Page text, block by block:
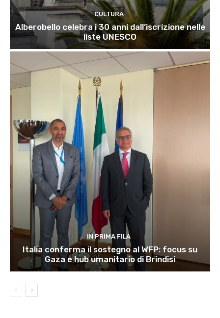
CULTURA
Alberobello celebra i 30 anni dall’iscrizione nelle
liste UNESCO
IN PRIMA FILA
Italia conferma il sostegno al WFP: focus su
Gaza e hub umanitario di Brindisi